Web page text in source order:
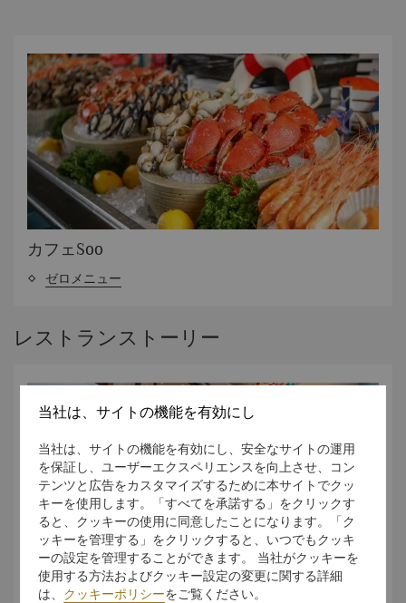
カフェSoo
ゼロメニュー
レストランストーリー
当社は、サイトの機能を有効にし
当社は、サイトの機能を有効にし、安全なサイトの運用
を保証し、ユーザーエクスペリエンスを向上させ、コン
テンツと広告をカスタマイズするために本サイトでクッ
キーを使用します。「すべてを承諾する」をクリックす
ると、クッキーの使用に同意したことになります。「ク
ッキーを管理する」をクリックすると、いつでもクッキ
ーの設定を管理することができます。 当社がクッキーを
使用する方法およびクッキー設定の変更に関する詳細
は、 クッキーポリシーをご覧ください。